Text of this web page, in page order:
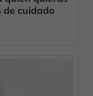
de cuidado